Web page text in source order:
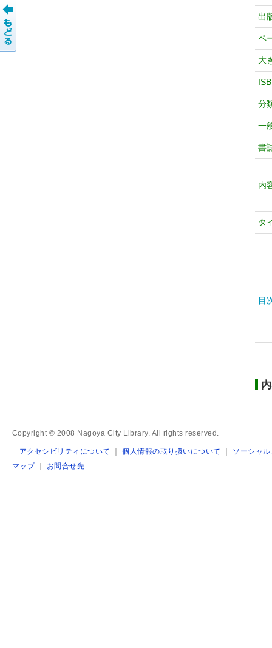
出
ペ
大
分
一
書
内
タ
目
Copyright © 2008 Nagoya City Library. All rights reserved.
アクセシビリティについて ｜個人情報の取り扱いについて ｜ ソーシャ
マップ｜ お問合せ先